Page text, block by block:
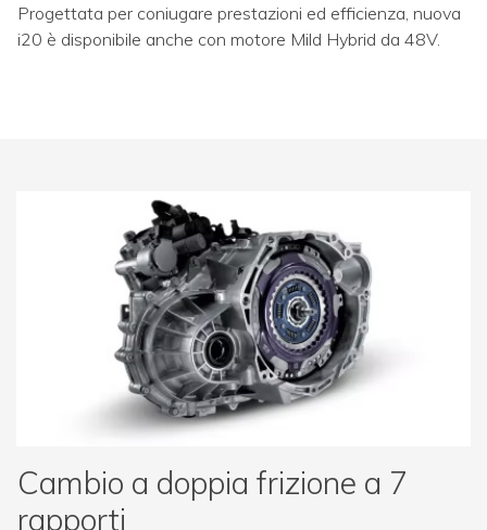
Progettata per coniugare prestazioni ed efficienza, nuova
i20 è disponibile anche con motore Mild Hybrid da 48V.
Cambio a doppia frizione a 7
rapporti